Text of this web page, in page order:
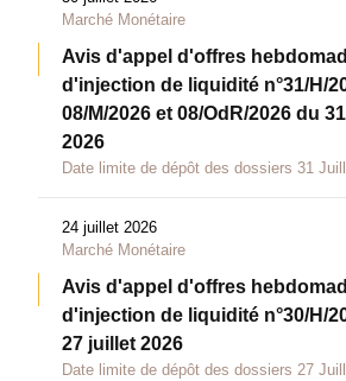
Marché Monétaire
Avis d'appel d'offres
d'injection de liquidité n°31/H/
08/M/2026 et 08/OdR/2026 du
2026
Date limite de dépôt des dossiers 31
24 juillet 2026
Marché Monétaire
Avis d'appel d'offres
d'injection de liquidité n°30/H/
27 juillet 2026
Date limite de dépôt des dossiers 27